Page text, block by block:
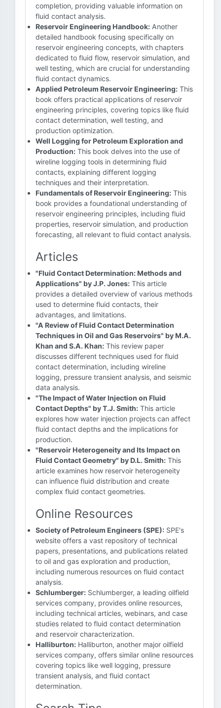
completion, providing valuable information on
fluid contact analysis.
Reservoir Engineering Handbook: Another
detailed handbook focusing specifically on
reservoir engineering concepts, with chapters
dedicated to fluid flow, reservoir simulation, and
well testing, which are crucial for understanding
fluid contact dynamics.
Applied Petroleum Reservoir Engineering: This
book offers practical applications of reservoir
engineering principles, covering topics like fluid
contact determination, well testing, and
production optimization.
Well Logging for Petroleum Exploration and
Production: This book delves into the use of
wireline logging tools in determining fluid
contacts, explaining different logging
techniques and their interpretation.
Fundamentals of Reservoir Engineering: This
book provides a foundational understanding of
reservoir engineering principles, including fluid
properties, reservoir simulation, and production
forecasting, all relevant to fluid contact analysis.
Articles
"Fluid Contact Determination: Methods and
Applications" by J.P. Jones: This article
provides a detailed overview of various methods
used to determine fluid contacts, their
advantages, and limitations.
"A Review of Fluid Contact Determination
Techniques in Oil and Gas Reservoirs" by M.A.
Khan and S.A. Khan: This review paper
discusses different techniques used for fluid
contact determination, including wireline
logging, pressure transient analysis, and seismic
data analysis.
"The Impact of Water Injection on Fluid
Contact Depths" by T.J. Smith: This article
explores how water injection projects can affect
fluid contact depths and the implications for
production.
"Reservoir Heterogeneity and Its Impact on
Fluid Contact Geometry" by D.L. Smith: This
article examines how reservoir heterogeneity
can influence fluid distribution and create
complex fluid contact geometries.
Online Resources
Society of Petroleum Engineers (SPE): SPE's
website offers a vast repository of technical
papers, presentations, and publications related
to oil and gas exploration and production,
including numerous resources on fluid contact
analysis.
Schlumberger: Schlumberger, a leading oilfield
services company, provides online resources,
including technical articles, webinars, and case
studies related to fluid contact determination
and reservoir characterization.
Halliburton: Halliburton, another major oilfield
services company, offers similar online resources
covering topics like well logging, pressure
transient analysis, and fluid contact
determination.